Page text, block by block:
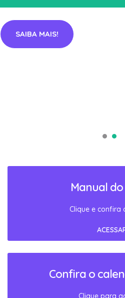
SAIBA MAIS!
Manual
Clique e confira
Confira o
Clique para